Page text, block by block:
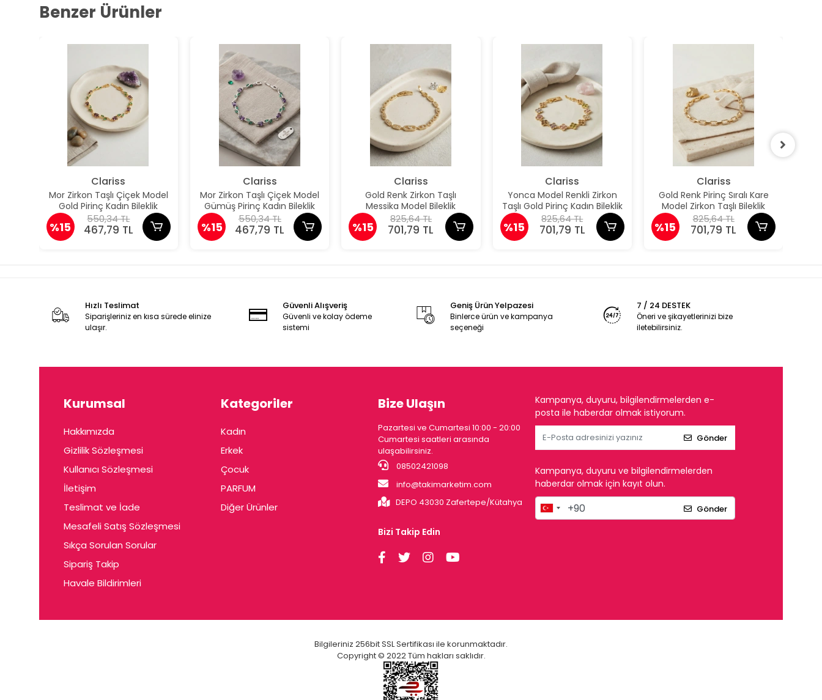
Benzer Ürünler
Clariss
Mor Zirkon Taşlı Çiçek Model
Gold Pirinç Kadın Bileklik
%15
550,34 TL
467,79 TL
Clariss
Mor Zirkon Taşlı Çiçek Model
Gümüş Pirinç Kadın Bileklik
%15
550,34 TL
467,79 TL
Clariss
Gold Renk Zirkon Taşlı
Messika Model Bileklik
%15
825,64 TL
701,79 TL
Clariss
Yonca Model Renkli Zirkon
Taşlı Gold Pirinç Kadın Bileklik
%15
825,64 TL
701,79 TL
Clariss
Gold Renk Pirinç Sıralı Kare
Model Zirkon Taşlı Bileklik
%15
825,64 TL
701,79 TL
Hızlı Teslimat
Siparişleriniz en kısa sürede elinize
ulaşır.
Güvenli Alışveriş
Güvenli ve kolay ödeme
sistemi
Geniş Ürün Yelpazesi
Binlerce ürün ve kampanya
seçeneği
7 / 24 DESTEK
Öneri ve şikayetlerinizi bize
iletebilirsiniz.
Kurumsal
Hakkımızda
Gizlilik Sözleşmesi
Kullanıcı Sözleşmesi
İletişim
Teslimat ve İade
Mesafeli Satış Sözleşmesi
Sıkça Sorulan Sorular
Sipariş Takip
Havale Bildirimleri
Kategoriler
Kadın
Erkek
Çocuk
PARFUM
Diğer Ürünler
Bize Ulaşın
Pazartesi ve Cumartesi 10:00 - 20:00
Cumartesi saatleri arasında
ulaşabilirsiniz.
08502421098
info@takimarketim.com
DEPO 43030 Zafertepe/Kütahya
Bizi Takip Edin
Kampanya, duyuru, bilgilendirmelerden e-
posta ile haberdar olmak istiyorum.
Gönder
Kampanya, duyuru ve bilgilendirmelerden
haberdar olmak için kayıt olun.
Gönder
Bilgileriniz 256bit SSL Sertifikası ile korunmaktadır.
Copyright © 2022 Tüm hakları saklıdır.